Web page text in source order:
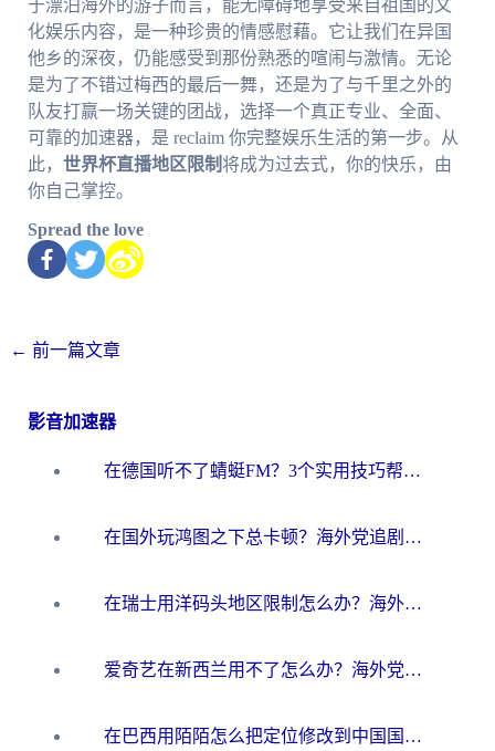
于漂泊海外的游子而言，能无障碍地享受来自祖国的文
化娱乐内容，是一种珍贵的情感慰藉。它让我们在异国
他乡的深夜，仍能感受到那份熟悉的喧闹与激情。无论
是为了不错过梅西的最后一舞，还是为了与千里之外的
队友打赢一场关键的团战，选择一个真正专业、全面、
可靠的加速器，是 reclaim 你完整娱乐生活的第一步。从
此， 世界杯直播地区限制将成为过去式，你的快乐，由
你自己掌控。
Spread the love
← 前一篇文章
影音加速器
在德国听不了蜻蜓FM？3个实用技巧帮你解锁国内影音自由
在国外玩鸿图之下总卡顿？海外党追剧听歌的3个实用解决方案
在瑞士用洋码头地区限制怎么办？海外华人必看的回国加速全攻略
爱奇艺在新西兰用不了怎么办？海外党亲测有效的回国加速方案
在巴西用陌陌怎么把定位修改到中国国内？海外党必看的回国加速全攻略